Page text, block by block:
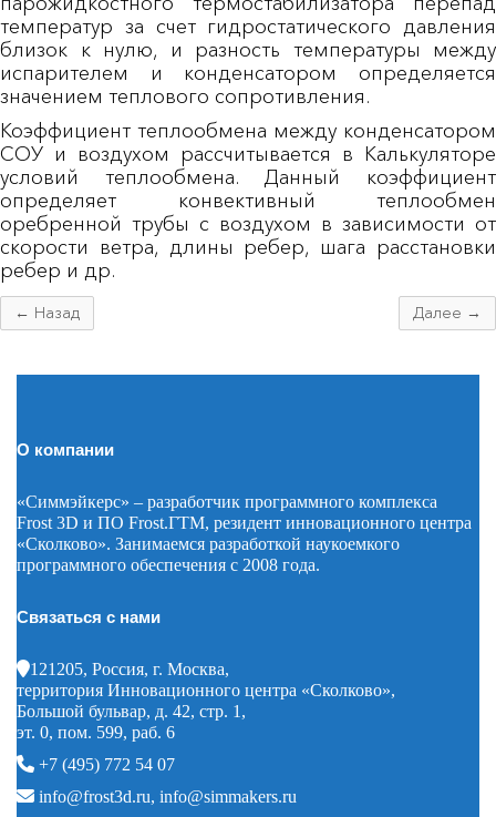
температур за счет гидростатического давления
близок к нулю, и разность температуры между
испарителем и конденсатором определяется
значением теплового сопротивления.
Коэффициент теплообмена между конденсатором
СОУ и воздухом рассчитывается в Калькуляторе
условий теплообмена. Данный коэффициент
определяет конвективный теплообмен
оребренной трубы с воздухом в зависимости от
скорости ветра, длины ребер, шага расстановки
ребер и др.
← Назад Далее →
О компании
«Симмэйкерс» – разработчик программного комплекса
Frost 3D и ПО Frost.ГТМ, резидент инновационного центра
«Сколково». Занимаемся разработкой наукоемкого
программного обеспечения с 2008 года.
Связаться с нами
121205, Россия, г. Москва,
территория Инновационного центра «Сколково»,
Большой бульвар, д. 42, стр. 1,
эт. 0, пом. 599, раб. 6
+7 (495) 772 54 07
info@frost3d.ru, info@simmakers.ru